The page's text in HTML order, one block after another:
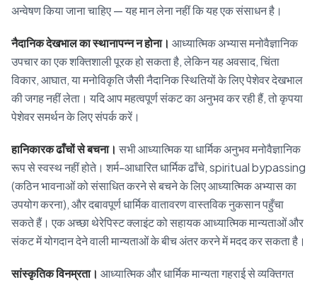
अन्वेषण किया जाना चाहिए — यह मान लेना नहीं कि यह एक संसाधन है।
नैदानिक देखभाल का स्थानापन्न न होना। आध्यात्मिक अभ्यास मनोवैज्ञानिक
उपचार का एक शक्तिशाली पूरक हो सकता है, लेकिन यह अवसाद, चिंता
विकार, आघात, या मनोविकृति जैसी नैदानिक स्थितियों के लिए पेशेवर देखभाल
की जगह नहीं लेता। यदि आप महत्वपूर्ण संकट का अनुभव कर रही हैं, तो कृपया
पेशेवर समर्थन के लिए संपर्क करें।
हानिकारक ढाँचों से बचना। सभी आध्यात्मिक या धार्मिक अनुभव मनोवैज्ञानिक
रूप से स्वस्थ नहीं होते। शर्म-आधारित धार्मिक ढाँचे, spiritual bypassing
(कठिन भावनाओं को संसाधित करने से बचने के लिए आध्यात्मिक अभ्यास का
उपयोग करना), और दबावपूर्ण धार्मिक वातावरण वास्तविक नुकसान पहुँचा
सकते हैं। एक अच्छा थेरेपिस्ट क्लाइंट को सहायक आध्यात्मिक मान्यताओं और
संकट में योगदान देने वाली मान्यताओं के बीच अंतर करने में मदद कर सकता है।
सांस्कृतिक विनम्रता। आध्यात्मिक और धार्मिक मान्यता गहराई से व्यक्तिगत